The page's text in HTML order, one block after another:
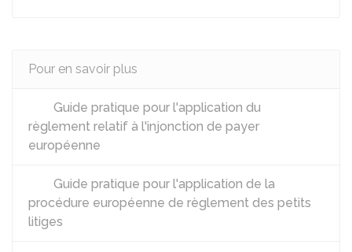
Pour en savoir plus
Guide pratique pour l'application du
règlement relatif à l'injonction de payer
européenne
Guide pratique pour l'application de la
procédure européenne de règlement des petits
litiges